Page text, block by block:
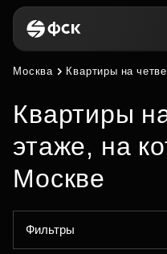
Москва Квартиры на
Квартиры
этаже, на
Москве
Фильтры